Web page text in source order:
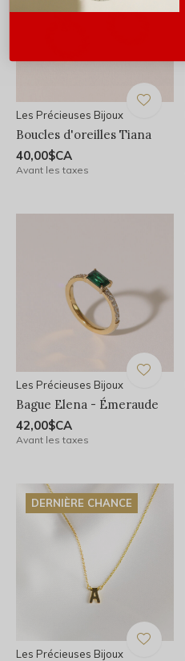
Les Précieuses Bijoux
Boucles d'oreilles Tiana
40,00$CA
Avant les taxes
Les Précieuses Bijoux
Bague Elena - Émeraude
42,00$CA
Avant les taxes
DERNIÈRE CHANCE
Les Précieuses Bijoux